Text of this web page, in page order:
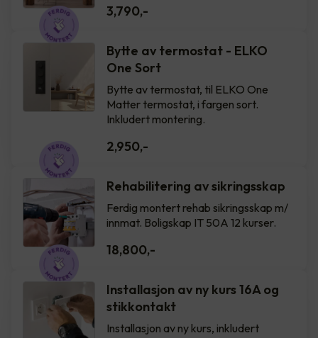
3,790,-
Bytte av termostat - ELKO
One Sort
Bytte av termostat, til ELKO One
Matter termostat, i fargen sort.
Inkludert montering.
2,950,-
Rehabilitering av sikringsskap
Ferdig montert rehab sikringsskap m/
innmat. Boligskap IT 50A 12 kurser.
18,800,-
Installasjon av ny kurs 16A og
stikkontakt
Installasjon av ny kurs, inkludert